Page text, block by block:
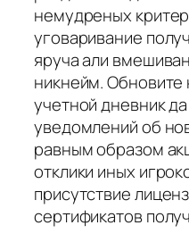
немудреных
уговаривание
яруча али
никнейм.
учетной дневник
уведомлений об
равным образом
отклики иных
присутствие
сертификатов